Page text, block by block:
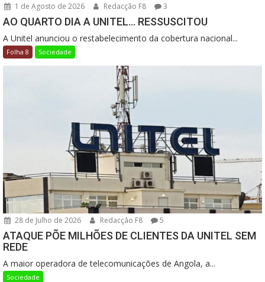
1 de Agosto de 2026 Redacção F8 3
AO QUARTO DIA A UNITEL… RESSUSCITOU
A Unitel anunciou o restabelecimento da cobertura nacional...
Folha 8 Sociedade
28 de Julho de 2026 Redacção F8 5
ATAQUE PÕE MILHÕES DE CLIENTES DA UNITEL SEM
REDE
A maior operadora de telecomunicações de Angola, a...
Sociedade